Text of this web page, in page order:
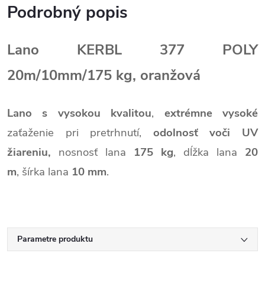
Podrobný popis
Lano KERBL 377 POLY
20m/10mm/175 kg, oranžová
Lano s vysokou kvalitou, extrémne vysoké
zaťaženie pri pretrhnutí, odolnosť voči UV
žiareniu, nosnosť lana 175 kg, dĺžka lana 20
m, šírka lana 10 mm.
Parametre produktu